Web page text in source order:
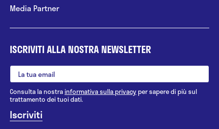
Media Partner
ISCRIVITI ALLA NOSTRA NEWSLETTER
Consulta la nostrainformativa sulla privacy per sapere di più sul
trattamento dei tuoi dati.